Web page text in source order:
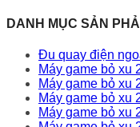
DANH MỤC SẢN
Đu quay điện
Máy game bỏ xu
Máy game bỏ xu
Máy game bỏ xu
Máy game bỏ xu